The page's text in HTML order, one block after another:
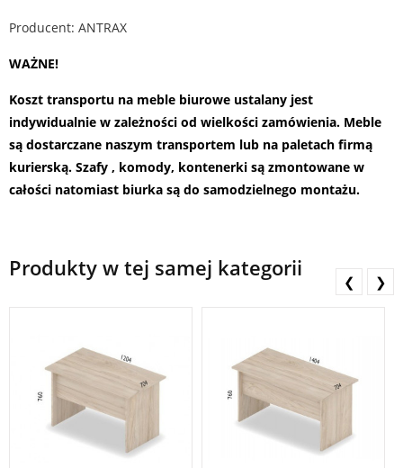
Producent: ANTRAX
WAŻNE!
Koszt transportu na meble biurowe ustalany jest
indywidualnie w zależności od wielkości zamówienia. Meble
są dostarczane naszym transportem lub na paletach firmą
kurierską. Szafy , komody, kontenerki są zmontowane w
całości natomiast biurka są do samodzielnego montażu.
Produkty w tej samej kategorii
❮ ❯